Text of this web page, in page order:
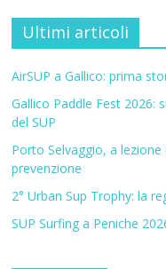
Ultimi articoli
AirSUP a Gallico: prima
Gallico Paddle Fest 2026:
del SUP
Porto Selvaggio, a
prevenzione
2° Urban Sup Trophy: la
SUP Surfing a Peniche